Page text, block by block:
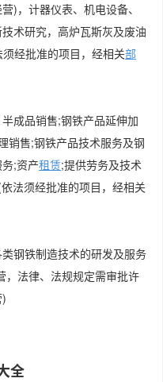
)，计器仪表、机电设备、
术研究，高炉瓦斯灰及废油
经批准的项目，经相关部
成品销售;钢铁产品延伸加
销售;钢铁产品技术服务及钢
;资产租赁;提供劳务及技术
法须经批准的项目，经相关
钢铁制造技术的研发及服务
，法律、法规规定需审批许
全